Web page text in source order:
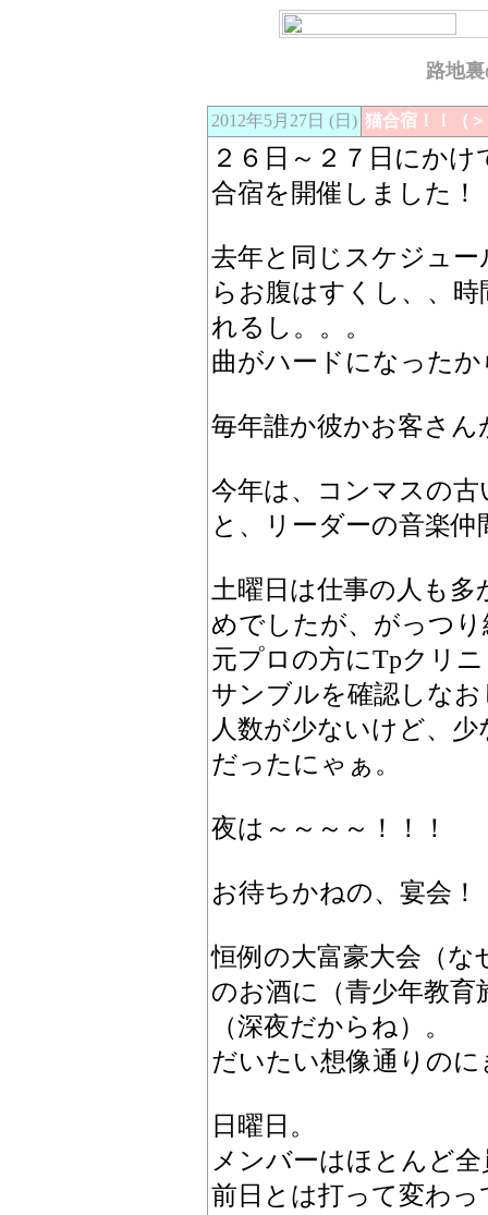
路地
2012年5月27日 (日) 猫合宿！！（
２６日～２７日にか
合宿を開催しました！
去年と同じスケジュ
らお腹はすくし、、
れるし。。。
曲がハードになった
毎年誰か彼かお客さ
今年は、コンマスの
と、リーダーの音楽
土曜日は仕事の人も
めでしたが、がっつ
元プロの方にTpクリ
サンブルを確認しな
人数が少ないけど、
だったにゃぁ。
夜は～～～～！！！
お待ちかねの、宴会！
恒例の大富豪大会（
のお酒に（青少年教
（深夜だからね）。
だいたい想像通りの
日曜日。
メンバーはほとんど
前日とは打って変わ